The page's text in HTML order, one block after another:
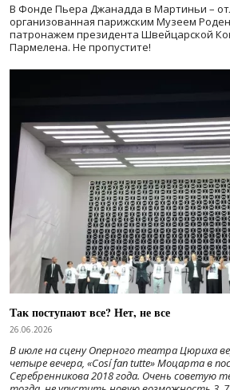
В Фонде Пьера Джанадда в Мартиньи –
организованная парижским Музеем
патронажем президента Швейцарской
Пармелена. Не пропустите!
Так поступают все? Нет, не все
26.06.2026
В июле на сцену Оперного театра Цюриха
четыре вечера, «Cosí fan tutte» Моцарта в
Серебренникова 2018 года. Очень советую